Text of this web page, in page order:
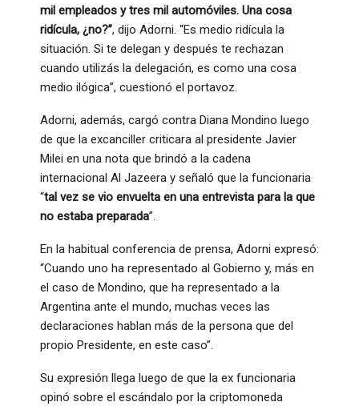
mil empleados y tres mil automóviles. Una cosa
ridícula, ¿no?”, dijo Adorni. “Es medio ridícula la
situación. Si te delegan y después te rechazan
cuando utilizás la delegación, es como una cosa
medio ilógica”, cuestionó el portavoz.
Adorni, además, cargó contra Diana Mondino luego
de que la excanciller criticara al presidente Javier
Milei en una nota que brindó a la cadena
internacional Al Jazeera y señaló que la funcionaria
“tal vez se vio envuelta en una entrevista para la que
no estaba preparada”.
En la habitual conferencia de prensa, Adorni expresó:
“Cuando uno ha representado al Gobierno y, más en
el caso de Mondino, que ha representado a la
Argentina ante el mundo, muchas veces las
declaraciones hablan más de la persona que del
propio Presidente, en este caso”.
Su expresión llega luego de que la ex funcionaria
opinó sobre el escándalo por la criptomoneda